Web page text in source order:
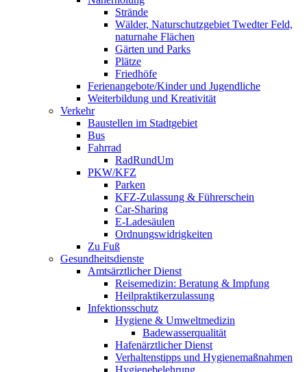
Strände
Wälder, Naturschutzgebiet Twedter Feld,
naturnahe Flächen
Gärten und Parks
Plätze
Friedhöfe
Ferienangebote/Kinder und Jugendliche
Weiterbildung und Kreativität
Verkehr
Baustellen im Stadtgebiet
Bus
Fahrrad
RadRundUm
PKW/KFZ
Parken
KFZ-Zulassung & Führerschein
Car-Sharing
E-Ladesäulen
Ordnungswidrigkeiten
Zu Fuß
Gesundheitsdienste
Amtsärztlicher Dienst
Reisemedizin: Beratung & Impfung
Heilpraktikerzulassung
Infektionsschutz
Hygiene & Umweltmedizin
Badewasserqualität
Hafenärztlicher Dienst
Verhaltenstipps und Hygienemaßnahmen
Hygienebelehrung